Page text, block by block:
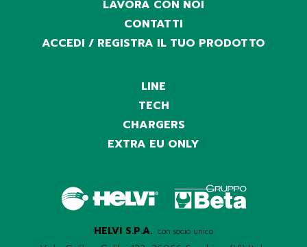
LAVORA CON NOI
CONTATTI
ACCEDI / REGISTRA IL TUO PRODOTTO
LINE
TECH
CHARGERS
EXTRA EU ONLY
HELVI S.P.A. con socio unico